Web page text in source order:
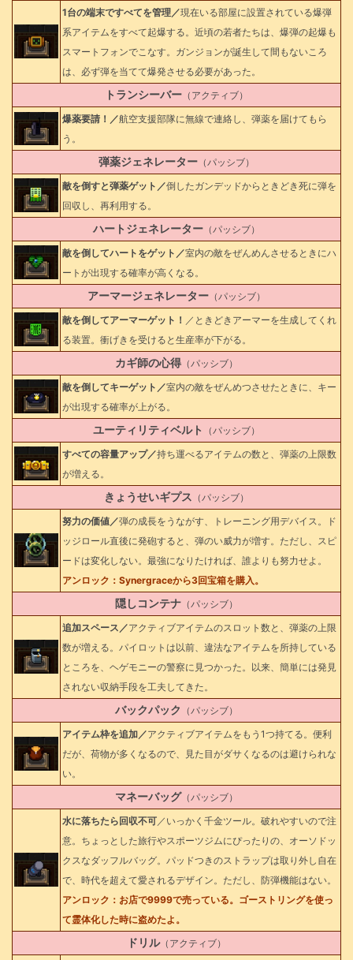
1台の端末ですべてを管理／現在いる部屋に設置されている爆弾
系アイテムをすべて起爆する。近頃の若者たちは、爆弾の起爆も
スマートフォンでこなす。ガンジョンが誕生して間もないころ
は、必ず弾を当てて爆発させる必要があった。
トランシーバー （アクティブ）
爆薬要請！／航空支援部隊に無線で連絡し、弾薬を届けてもら
う。
弾薬ジェネレーター （パッシブ）
敵を倒すと弾薬ゲット／倒したガンデッドからときどき死に弾を
回収し、再利用する。
ハートジェネレーター （パッシブ）
敵を倒してハートをゲット／室内の敵をぜんめんさせるときにハ
ートが出現する確率が高くなる。
アーマージェネレーター （パッシブ）
敵を倒してアーマーゲット！ ／ときどきアーマーを生成してくれ
る装置。衝げきを受けると生産率が下がる。
カギ師の心得 （パッシブ）
敵を倒してキーゲット／室内の敵をぜんめつさせたときに、キー
が出現する確率が上がる。
ユーティリティベルト
（パッシブ）
すべての容量アップ／持ち運べるアイテムの数と、弾薬の上限数
が増える。
きょうせいギプス （パッシブ）
努力の価値／弾の成長をうながす、トレーニング用デバイス。ド
ッジロール直後に発砲すると、弾のい威力が増す。ただし、スピ
ードは変化しない。最強になりたければ、誰よりも努力せよ。
アンロック：Synergraceから3回宝箱を購入。
隠しコンテナ （パッシブ）
追加スペース／アクティブアイテムのスロット数と、弾薬の上限
数が増える。パイロットは以前、違法なアイテムを所持している
ところを、ヘゲモニーの警察に見つかった。以来、簡単には発見
されない収納手段を工夫してきた。
バックパック （パッシブ）
アイテム枠を追加／アクティブアイテムをもう1つ持てる。便利
だが、荷物が多くなるので、見た目がダサくなるのは避けられな
い。
マネーバッグ（パッシブ）
水に落ちたら回収不可／いっかく千金ツール。破れやすいので注
意。ちょっとした旅行やスポーツジムにぴったりの、オーソドッ
クスなダッフルバッグ。パッドつきのストラップは取り外し自在
で、時代を超えて愛されるデザイン。ただし、防弾機能はない。
アンロック：お店で9999で売っている。ゴーストリングを使っ
て霊体化した時に盗めたよ。
ドリル（アクティブ）